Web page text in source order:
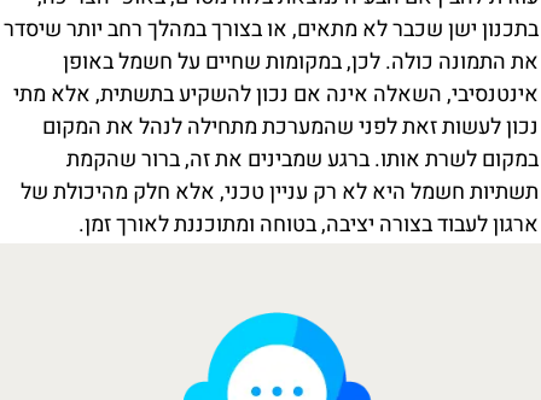
בתכנון ישן שכבר לא מתאים, או בצורך במהלך רחב יותר שיסדר
את התמונה כולה. לכן, במקומות שחיים על חשמל באופן
אינטנסיבי, השאלה אינה אם נכון להשקיע בתשתית, אלא מתי
נכון לעשות זאת לפני שהמערכת מתחילה לנהל את המקום
במקום לשרת אותו. ברגע שמבינים את זה, ברור שהקמת
תשתיות חשמל היא לא רק עניין טכני, אלא חלק מהיכולת של
ארגון לעבוד בצורה יציבה, בטוחה ומתוכננת לאורך זמן.